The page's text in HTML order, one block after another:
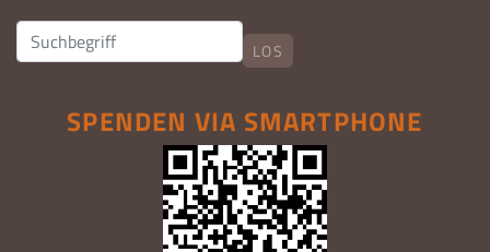
LOS
SPENDEN VIA SMARTPHONE